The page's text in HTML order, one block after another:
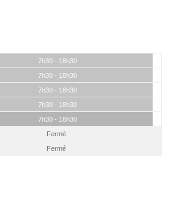
7h30 - 18h30
7h30 - 18h30
7h30 - 18h30
7h30 - 18h30
7h30 - 18h30
Fermé
Fermé